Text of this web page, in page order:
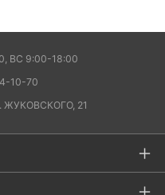
ВС 9:00-18:00
10-70
21